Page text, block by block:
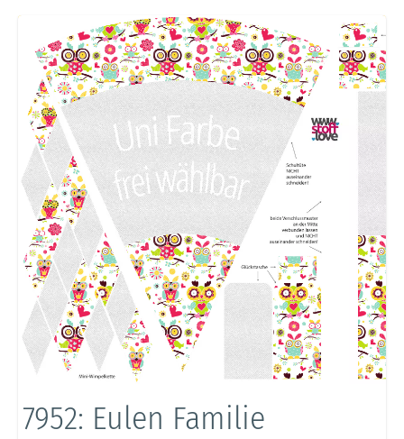
7952: Eulen Familie